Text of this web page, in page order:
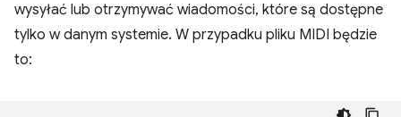
wysyłać lub otrzymywać wiadomości, które są dostępne
tylko w danym systemie. W przypadku pliku MIDI będzie
to: